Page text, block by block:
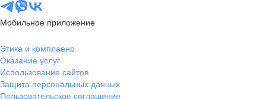
Мобильное приложение
Этика и комплаенс
Оказание услуг
Использование сайтов
Защита персональных данных
Пользовательское соглашение